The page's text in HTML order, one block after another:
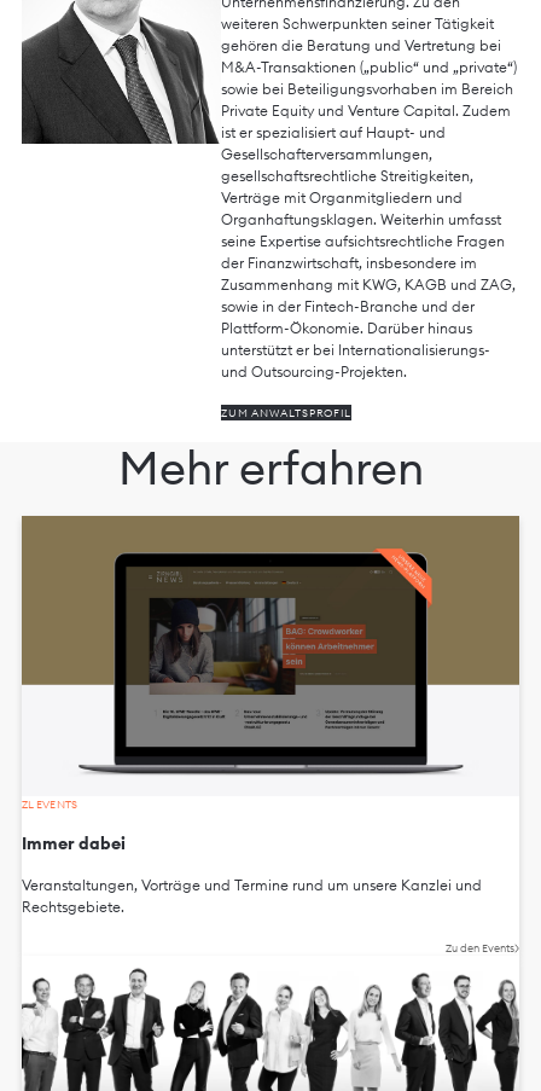
weiteren Schwerpunkten seiner Tätigkeit
gehören die Beratung und Vertretung bei
M&A-Transaktionen („public“ und „private“)
sowie bei Beteiligungsvorhaben im Bereich
Private Equity und Venture Capital. Zudem
ist er spezialisiert auf Haupt- und
Gesellschafterversammlungen,
gesellschaftsrechtliche Streitigkeiten,
Verträge mit Organmitgliedern und
Organhaftungsklagen. Weiterhin umfasst
seine Expertise aufsichtsrechtliche Fragen
der Finanzwirtschaft, insbesondere im
Zusammenhang mit KWG, KAGB und ZAG,
sowie in der Fintech-Branche und der
Plattform-Ökonomie. Darüber hinaus
unterstützt er bei Internationalisierungs-
und Outsourcing-Projekten.
ZUM ANWALTSPROFIL
Mehr erfahren
ZL EVENTS
Immer dabei
Veranstaltungen, Vorträge und Termine rund um unsere Kanzlei und
Rechtsgebiete.
Zu den Events